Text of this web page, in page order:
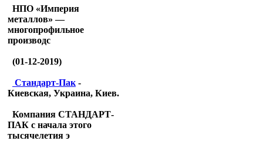
НПО «Империя
металлов» —
многопрофильное
производс
(01-12-2019)
Стандарт-Пак -
Киевская, Украина, Киев.
Компания СТАНДАРТ-
ПАК с начала этого
тысячелетия э